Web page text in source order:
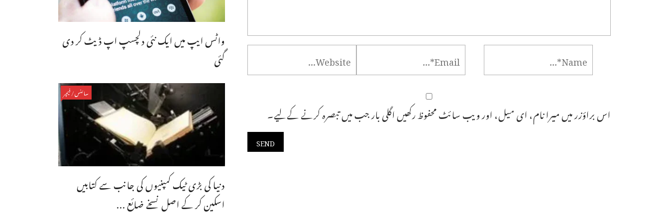
اس براؤزر میں میرا نام، ای میل، اور ویب سائٹ محفوظ رکھیں اگلی بار جب میں تبصرہ کرنے کےلیے۔
واٹس ایپ میں ایک نئی دلچسپ اپ ڈیٹ کر دی
گئی
سائنس/فیچر
دنیا کی بڑی ٹیک کمپنیوں کی جانب سے کتابیں
اسکین کر کے اصل نسخے ضائع ...